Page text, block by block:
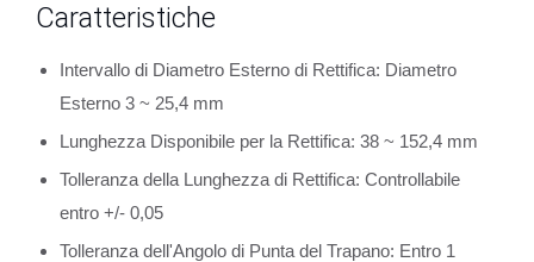
Caratteristiche
Intervallo di Diametro Esterno di Rettifica: Diametro
Esterno 3 ~ 25,4 mm
Lunghezza Disponibile per la Rettifica: 38 ~ 152,4 mm
Tolleranza della Lunghezza di Rettifica: Controllabile
entro +/- 0,05
Tolleranza dell'Angolo di Punta del Trapano: Entro 1